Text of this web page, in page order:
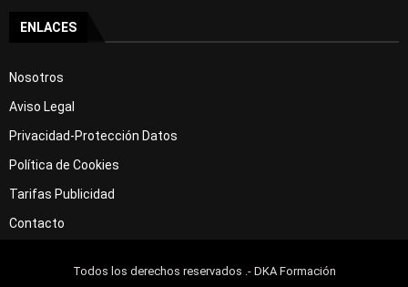
ENLACES
Nosotros
Aviso Legal
Privacidad-Protección Datos
Política de Cookies
Tarifas Publicidad
Contacto
Todos los derechos reservados .- DKA Formación